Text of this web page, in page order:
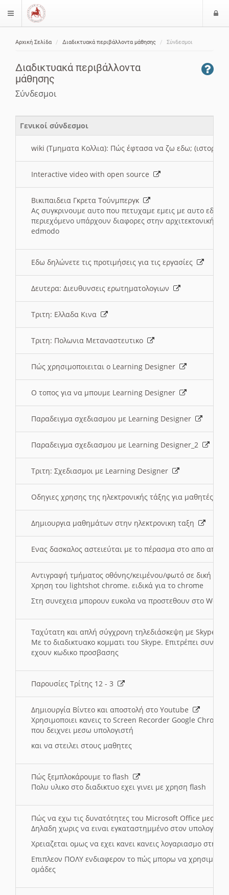
$langMenu
Αρχική Σελίδα Διαδικτυακά περιβάλλοντα μάθησης Σύνδεσμοι
Διαδικτυακά περιβάλλοντα
μάθησης
Σύνδεσμοι
Γενικοί σύνδεσμοι
wiki (Τμηματα Κολλια): Πώς έφτασα να ζω εδω; (ιστορια)
Interactive video with open source
Βικιπαιδεια Γκρετα Τούνμπεργκ
Ας συγκρινουμε αυτο που πετυχαμε εμεις με αυτο εδω
περιεχόμενο υπάρχουν διαφορες στην αρχιτεκτονική
edmodo
Εδω δηλώνετε τις προτιμήσεις για τις εργασίες
Δευτερα: Διευθυνσεις ερωτηματολογιων
Τριτη: Ελλαδα Κινα
Τριτη: Πολωνια Μεταναστευτικο
Πώς χρησιμοποιειται ο Learning Designer
O τοπος για να μπουμε Learning Designer
Παραδειγμα σχεδιασμου με Learning Designer
Παραδειγμα σχεδιασμου με Learning Designer_2
Τριτη: Σχεδιασμοι με Learning Designer
Οδηγιες χρησης της ηλεκτρονικής τάξης για μαθητές
Δημιουργια μαθημάτων στην ηλεκτρονικη ταξη
Ενας δασκαλος αστειεύται με το πέρασμα στο απο
Αντιγραφή τμήματος οθόνης/κειμένου/φωτό σε δική
Χρηση του lightshot chrome. ειδικά για το chrome
Στη συνεχεια μπορουν ευκολα να προστεθουν στο Word
Ταχύτατη και απλή σύγχρονη τηλεδιάσκεψη με Skype
Με το διαδικτυακο κομματι του Skype. Επιτρέπει
εχουν κωδικο προσβασης
Παρουσίες Τρίτης 12 - 3
Δημιουργία Βίντεο και αποστολή στο Youtube
Χρησιμοποιει κανεις το Screen Recorder Google Chrome
που δειχνει μεσω υπολογιστή
και να στειλει στους μαθητες
Πώς ξεμπλοκάρουμε το flash
Πολυ υλικο στο διαδικτυο εχει γινει με χρηση flash
Πώς να εχω τις δυνατότητες του Microsoft Office μεσω
Δηλαδη χωρις να ειναι εγκαταστημμένο στον
Χρειαζεται ομως να εχει κανει κανεις λογαριασμο στη
Επιπλεον ΠΟΛΥ ενδιαφερον το πώς μπορω να
ομάδες